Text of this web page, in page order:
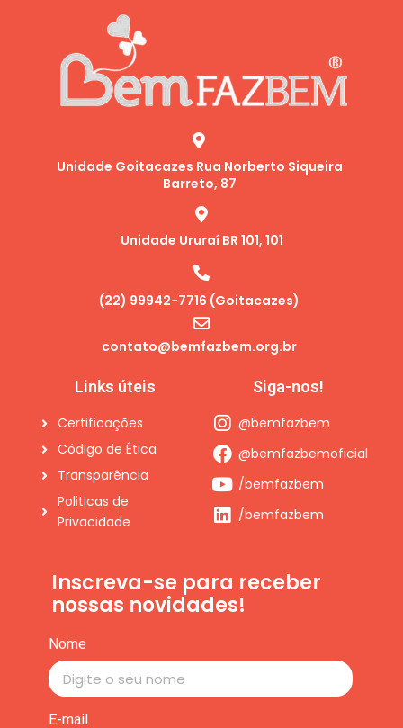
Unidade Goitacazes Rua Norberto Siqueira
Barreto, 87
Unidade Ururaí BR 101, 101
(22) 99942-7716 (Goitacazes)
contato@bemfazbem.org.br
Links úteis
Certificações
Código de Ética
Transparência
Politicas de
Privacidade
Siga-nos!
@bemfazbem
@bemfazbemoficial
/bemfazbem
/bemfazbem
Inscreva-se para receber
nossas novidades!
Nome
E-mail